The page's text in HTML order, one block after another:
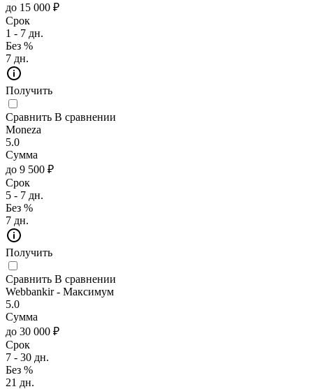
до 15 000 ₽
Срок
1 - 7 дн.
Без %
7 дн.
Получить
Сравнить В сравнении
Moneza
5.0
Сумма
до 9 500 ₽
Срок
5 - 7 дн.
Без %
7 дн.
Получить
Сравнить В сравнении
Webbankir - Максимум
5.0
Сумма
до 30 000 ₽
Срок
7 - 30 дн.
Без %
21 дн.